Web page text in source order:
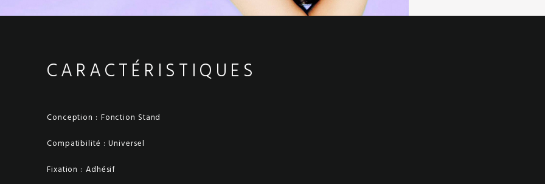
CARACTÉRISTIQUES
Conception : Fonction Stand
Compatibilité : Universel
Fixation : Adhésif